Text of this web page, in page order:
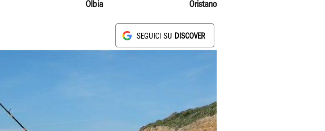
Olbia Oristano
SEGUICI SU DISCOVER